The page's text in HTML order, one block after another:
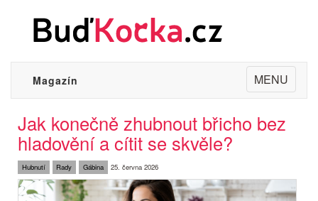
Toggle
navigation
MENU
Magazín
Jak konečně zhubnout břicho bez
hladovění a cítit se skvěle?
Hubnutí Rady Gábina 25. června 2026